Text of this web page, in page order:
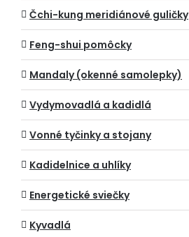
Čchi-kung meridiánové guličky
Feng-shui pomôcky
Mandaly (okenné samolepky)
Vydymovadlá a kadidlá
Vonné tyčinky a stojany
Kadidelnice a uhlíky
Energetické sviečky
Kyvadlá